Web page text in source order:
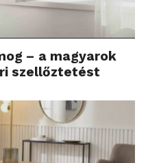
– a magyarok
szellőztetést